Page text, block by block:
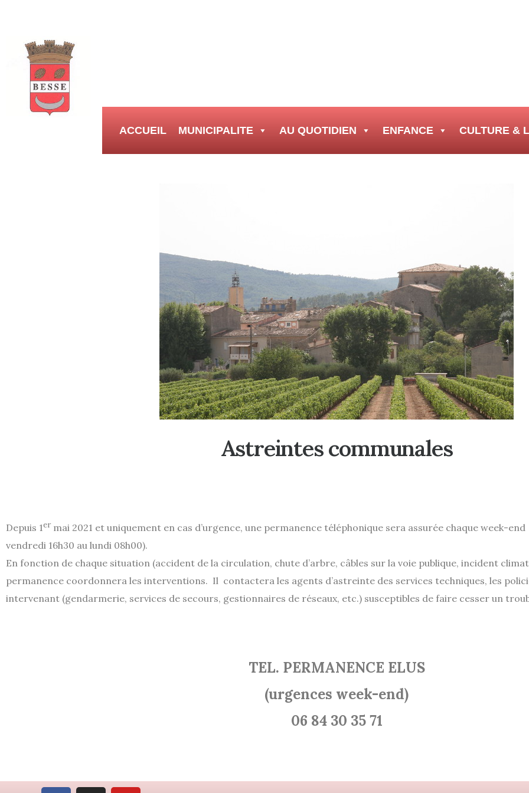
ACCUEIL MUNICIPALITE AU QUOTIDIEN ENFANCE CULTURE &
Astreintes communales
Depuis 1ermai 2021 et uniquement en cas d’urgence, une permanence téléphonique sera assurée chaque week-
vendredi 16h30 au lundi 08h00).
En fonction de chaque situation (accident de la circulation, chute d’arbre, câbles sur la voie publique, incident
permanence coordonnera les interventions. Il contactera les agents d’astreinte des services techniques, les
intervenant (gendarmerie, services de secours, gestionnaires de réseaux, etc.) susceptibles de faire cesser un
TEL. PERMANENCE ELUS
(urgences week-end)
06 84 30 35 71